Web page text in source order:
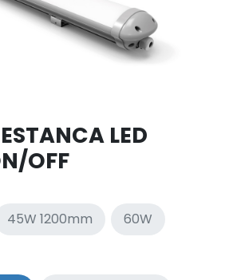
LED
OFF
45W 1200mm 60W